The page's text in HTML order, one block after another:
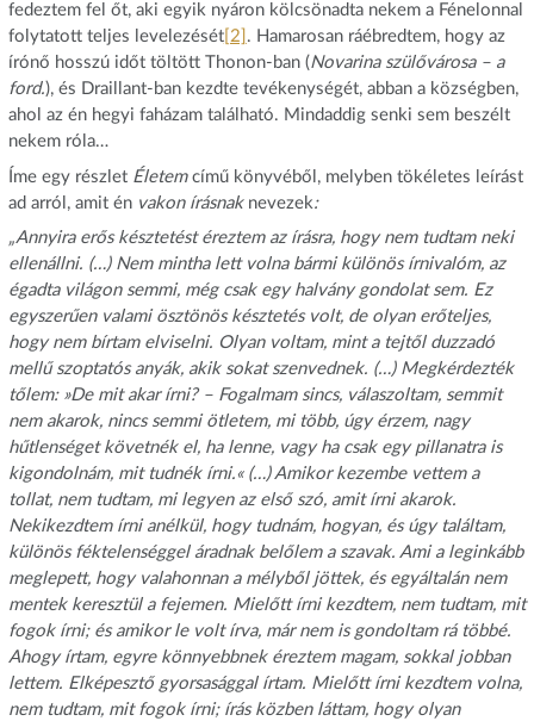
fedeztem fel őt, aki egyik nyáron kölcsönadta nekem a Fénelonnal
folytatott teljes levelezését[2] . Hamarosan ráébredtem, hogy az
írónő hosszú időt töltött Thonon-ban (Novarina szülővárosa – a
ford.), és Draillant-ban kezdte tevékenységét, abban a községben,
ahol az én hegyi faházam található. Mindaddig senki sem beszélt
nekem róla…
Íme egy részlet Életem című könyvéből, melyben tökéletes leírást
ad arról, amit én vakon írásnaknevezek:
„Annyira erős késztetést éreztem az írásra, hogy nem tudtam neki
ellenállni. (…) Nem mintha lett volna bármi különös írnivalóm, az
égadta világon semmi, még csak egy halvány gondolat sem. Ez
egyszerűen valami ösztönös késztetés volt, de olyan erőteljes,
hogy nem bírtam elviselni. Olyan voltam, mint a tejtől duzzadó
mellű szoptatós anyák, akik sokat szenvednek. (…) Megkérdezték
tőlem: »De mit akar írni? – Fogalmam sincs, válaszoltam, semmit
nem akarok, nincs semmi ötletem, mi több, úgy érzem, nagy
hűtlenséget követnék el, ha lenne, vagy ha csak egy pillanatra is
kigondolnám, mit tudnék írni.« (…) Amikor kezembe vettem a
tollat, nem tudtam, mi legyen az első szó, amit írni akarok.
Nekikezdtem írni anélkül, hogy tudnám, hogyan, és úgy találtam,
különös féktelenséggel áradnak belőlem a szavak. Ami a leginkább
meglepett, hogy valahonnan a mélyből jöttek, és egyáltalán nem
mentek keresztül a fejemen. Mielőtt írni kezdtem, nem tudtam, mit
fogok írni; és amikor le volt írva, már nem is gondoltam rá többé.
Ahogy írtam, egyre könnyebbnek éreztem magam, sokkal jobban
lettem. Elképesztő gyorsasággal írtam. Mielőtt írni kezdtem volna,
nem tudtam, mit fogok írni; írás közben láttam, hogy olyan